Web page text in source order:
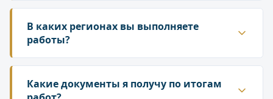
Да. ГК «Лаборатория» аккредитована в
национальной системе Росаккредитации. Наши
протоколы и заключения принимаются
Росприроднадзором, государственной
инспекцией труда.
В каких регионах вы выполняете
работы?
Работаем по всей территории России. У нас
собственная сеть лабораторий и партнёрских
подразделений, что позволяет организовать
Какие документы я получу по итогам